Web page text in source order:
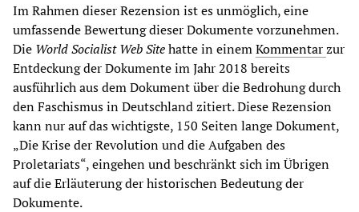
Im Rahmen dieser Rezension ist es unmöglich, eine
umfassende Bewertung dieser Dokumente vorzunehmen.
Die World Socialist Web Sitehatte in einemKommentarzur
Entdeckung der Dokumente im Jahr 2018 bereits
ausführlich aus dem Dokument über die Bedrohung durch
den Faschismus in Deutschland zitiert. Diese Rezension
kann nur auf das wichtigste, 150 Seiten lange Dokument,
„Die Krise der Revolution und die Aufgaben des
Proletariats“, eingehen und beschränkt sich im Übrigen
auf die Erläuterung der historischen Bedeutung der
Dokumente.